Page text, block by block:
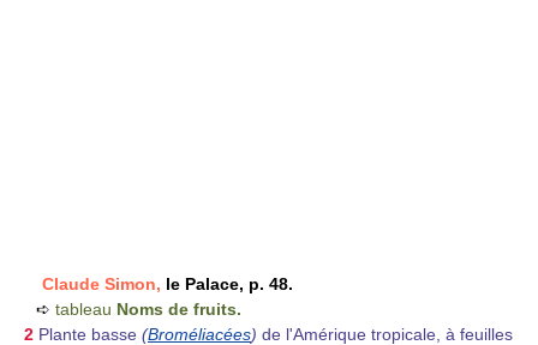
Claude Simon, le Palace, p. 48.
➪ tableau Noms de fruits.
2 Plante basse (Broméliacées) de l'Amérique tropicale, à feuilles